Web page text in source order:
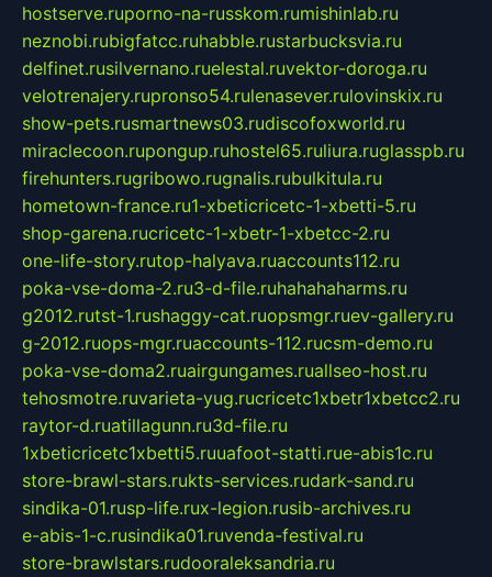
hostserve.ruporno-na-russkom.rumishinlab.ru
neznobi.rubigfatcc.ruhabble.rustarbucksvia.ru
delfinet.rusilvernano.ruelestal.ruvektor-doroga.ru
velotrenajery.rupronso54.rulenasever.rulovinskix.ru
show-pets.rusmartnews03.rudiscofoxworld.ru
miraclecoon.rupongup.ruhostel65.ruliura.ruglasspb.ru
firehunters.rugribowo.rugnalis.rubulkitula.ru
hometown-france.ru1-xbeticricetc-1-xbetti-5.ru
shop-garena.rucricetc-1-xbetr-1-xbetcc-2.ru
one-life-story.rutop-halyava.ruaccounts112.ru
poka-vse-doma-2.ru3-d-file.ruhahahaharms.ru
g2012.rutst-1.rushaggy-cat.ruopsmgr.ruev-gallery.ru
g-2012.ruops-mgr.ruaccounts-112.rucsm-demo.ru
poka-vse-doma2.ruairgungames.ruallseo-host.ru
tehosmotre.ruvarieta-yug.rucricetc1xbetr1xbetcc2.ru
raytor-d.ruatillagunn.ru3d-file.ru
1xbeticricetc1xbetti5.ruuafoot-statti.rue-abis1c.ru
store-brawl-stars.rukts-services.rudark-sand.ru
sindika-01.rusp-life.rux-legion.rusib-archives.ru
e-abis-1-c.rusindika01.ruvenda-festival.ru
store-brawlstars.rudooraleksandria.ru